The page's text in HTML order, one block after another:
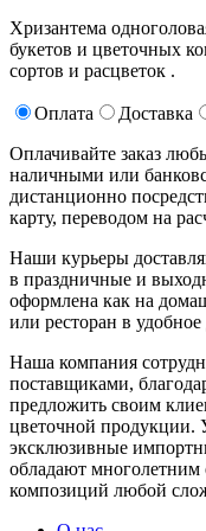
Хризантема
букетов и цветочных
сортов и расцветок .
Оплата Доставка
Оплачивайте заказ
наличными или
дистанционно
карту, переводом на
Наши курьеры
в праздничные и
оформлена как на
или ресторан в
Наша компания
поставщиками,
предложить своим
цветочной продукции.
эксклюзивные
обладают
композиций любой